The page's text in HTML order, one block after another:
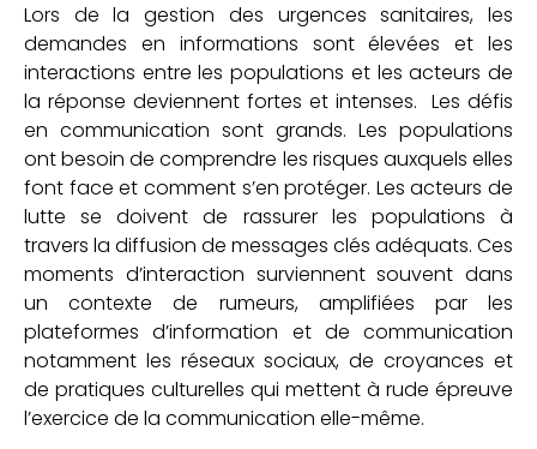
Lors de la gestion des urgences sanitaires, les
demandes en informations sont élevées et les
interactions entre les populations et les acteurs de
la réponse deviennent fortes et intenses. Les défis
en communication sont grands. Les populations
ont besoin de comprendre les risques auxquels elles
font face et comment s’en protéger. Les acteurs de
lutte se doivent de rassurer les populations à
travers la diffusion de messages clés adéquats. Ces
moments d’interaction surviennent souvent dans
un contexte de rumeurs, amplifiées par les
plateformes d’information et de communication
notamment les réseaux sociaux, de croyances et
de pratiques culturelles qui mettent à rude épreuve
l’exercice de la communication elle-même.